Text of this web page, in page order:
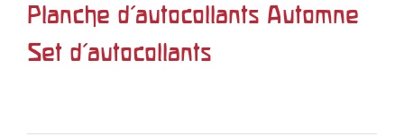
Planche d'autocollants Automne
Set d'autocollants